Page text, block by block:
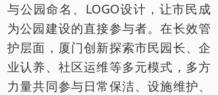
与公园命名、LOGO设计，让市民成
为公园建设的直接参与者。在长效管
护层面，厦门创新探索市民园长、企
业认养、社区运维等多元模式，多方
力量共同参与日常保洁、设施维护、